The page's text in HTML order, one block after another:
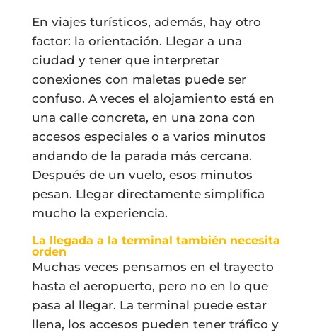
En viajes turísticos, además, hay otro
factor: la orientación. Llegar a una
ciudad y tener que interpretar
conexiones con maletas puede ser
confuso. A veces el alojamiento está en
una calle concreta, en una zona con
accesos especiales o a varios minutos
andando de la parada más cercana.
Después de un vuelo, esos minutos
pesan. Llegar directamente simplifica
mucho la experiencia.
La llegada a la terminal también necesita
orden
Muchas veces pensamos en el trayecto
hasta el aeropuerto, pero no en lo que
pasa al llegar. La terminal puede estar
llena, los accesos pueden tener tráfico y